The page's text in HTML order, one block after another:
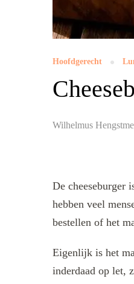
Hoofdgerecht
Wilhelmus
De cheeseburger
hebben veel
bestellen of het
Eigenlijk is het
inderdaad op let,